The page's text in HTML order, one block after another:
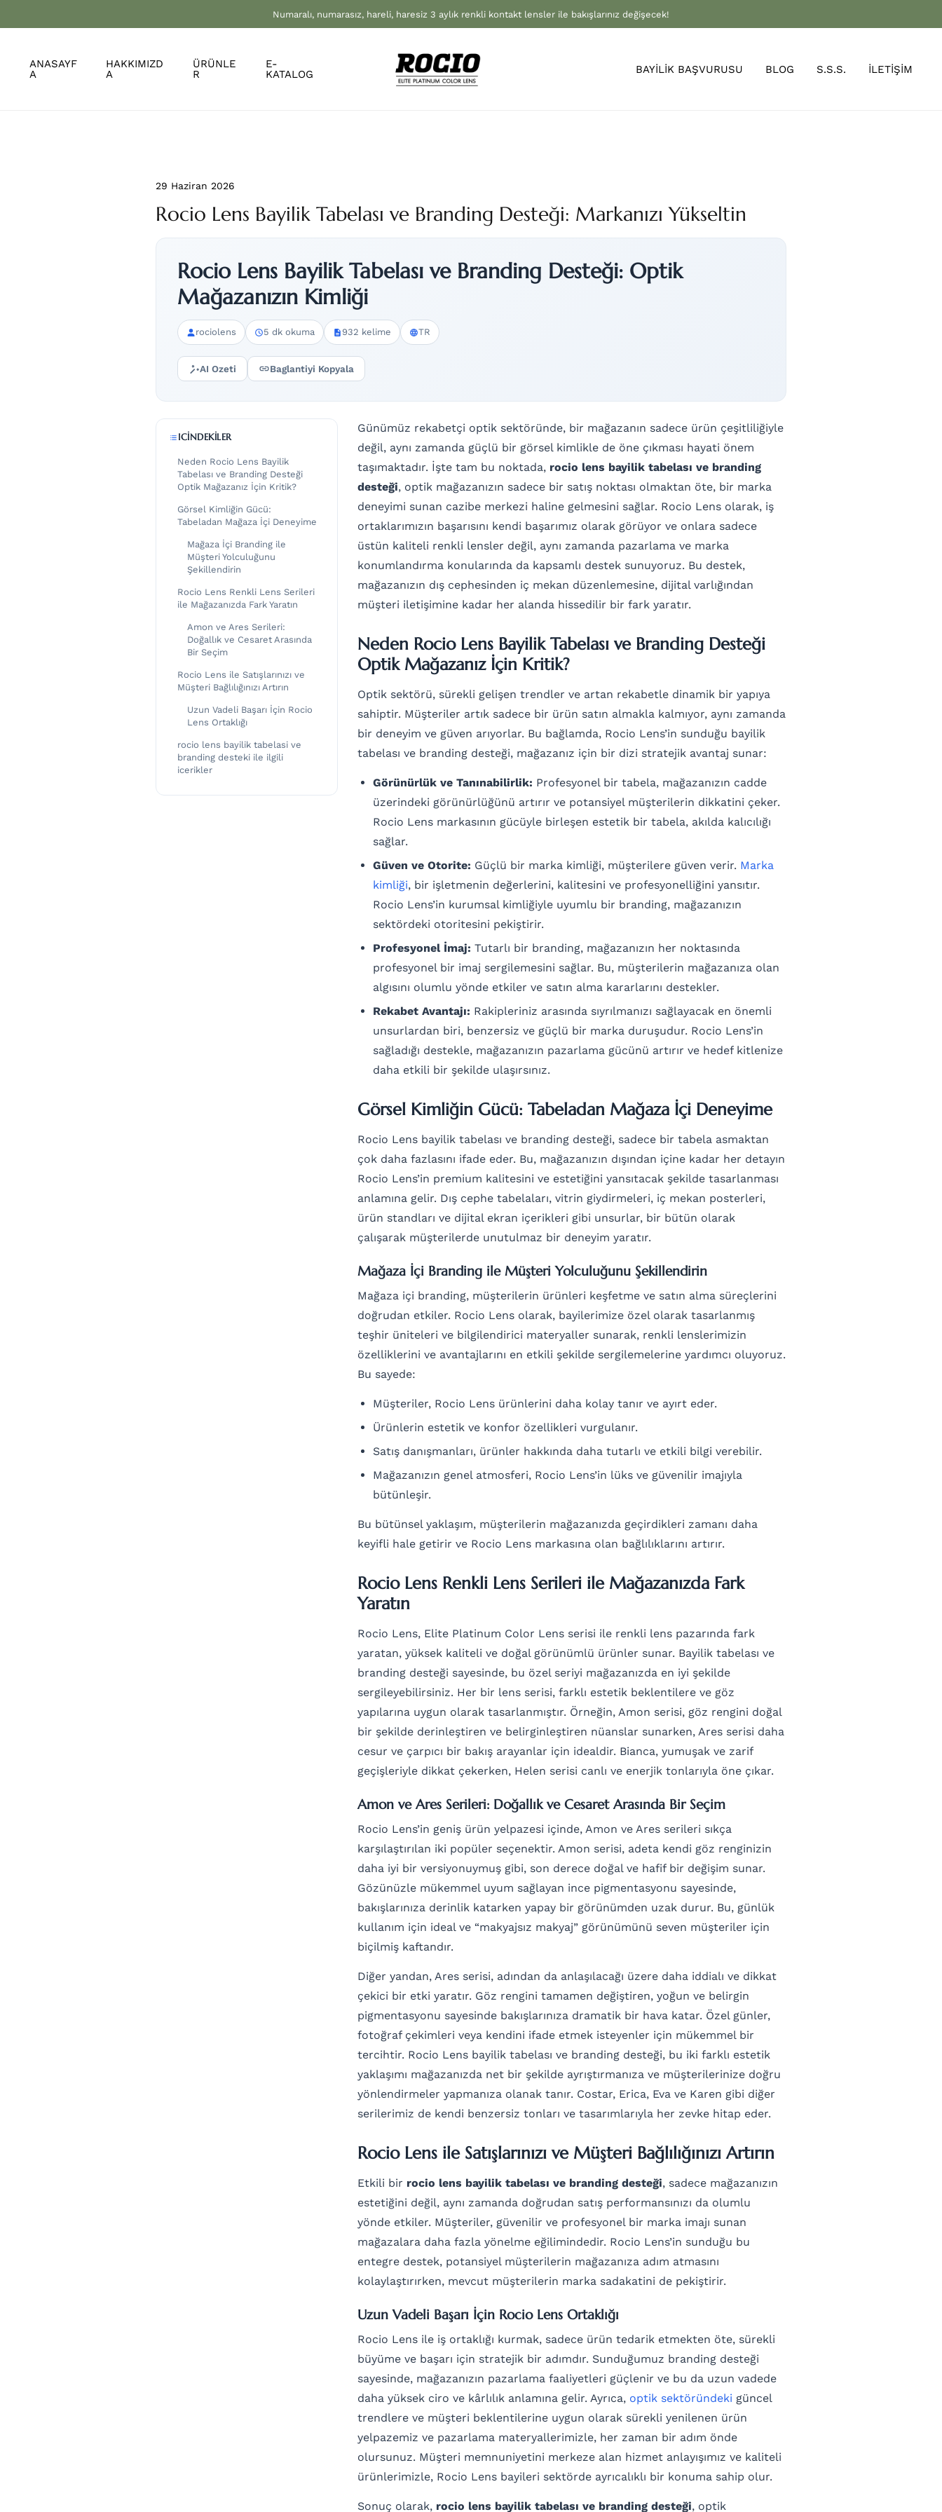
Numaralı, numarasız, hareli, haresiz 3 aylık renkli kontakt lensler ile bakışlarınız değişecek!
ANASAYF
A
HAKKIMIZD
A
ÜRÜNLE
R
E-
KATALOG
BAYİLİK BAŞVURUSU BLOG S.S.S. İLETİŞİM
29 Haziran 2026
Rocio Lens Bayilik Tabelası ve Branding Desteği: Markanızı Yükseltin
Rocio Lens Bayilik Tabelası ve Branding Desteği: Optik
Mağazanızın Kimliği
rociolens 5 dk okuma 932 kelime TR
AI Ozeti Baglantiyi Kopyala
ICINDEKILER
Neden Rocio Lens Bayilik
Tabelası ve Branding Desteği
Optik Mağazanız İçin Kritik?
Görsel Kimliğin Gücü:
Tabeladan Mağaza İçi Deneyime
Mağaza İçi Branding ile
Müşteri Yolculuğunu
Şekillendirin
Rocio Lens Renkli Lens Serileri
ile Mağazanızda Fark Yaratın
Amon ve Ares Serileri:
Doğallık ve Cesaret Arasında
Bir Seçim
Rocio Lens ile Satışlarınızı ve
Müşteri Bağlılığınızı Artırın
Uzun Vadeli Başarı İçin Rocio
Lens Ortaklığı
rocio lens bayilik tabelasi ve
branding desteki ile ilgili
icerikler
Günümüz rekabetçi optik sektöründe, bir mağazanın sadece ürün çeşitliliğiyle
değil, aynı zamanda güçlü bir görsel kimlikle de öne çıkması hayati önem
taşımaktadır. İşte tam bu noktada, rocio lens bayilik tabelası ve branding
desteği, optik mağazanızın sadece bir satış noktası olmaktan öte, bir marka
deneyimi sunan cazibe merkezi haline gelmesini sağlar. Rocio Lens olarak, iş
ortaklarımızın başarısını kendi başarımız olarak görüyor ve onlara sadece
üstün kaliteli renkli lensler değil, aynı zamanda pazarlama ve marka
konumlandırma konularında da kapsamlı destek sunuyoruz. Bu destek,
mağazanızın dış cephesinden iç mekan düzenlemesine, dijital varlığından
müşteri iletişimine kadar her alanda hissedilir bir fark yaratır.
Neden Rocio Lens Bayilik Tabelası ve Branding Desteği
Optik Mağazanız İçin Kritik?
Optik sektörü, sürekli gelişen trendler ve artan rekabetle dinamik bir yapıya
sahiptir. Müşteriler artık sadece bir ürün satın almakla kalmıyor, aynı zamanda
bir deneyim ve güven arıyorlar. Bu bağlamda, Rocio Lens’in sunduğu bayilik
tabelası ve branding desteği, mağazanız için bir dizi stratejik avantaj sunar:
Görünürlük ve Tanınabilirlik: Profesyonel bir tabela, mağazanızın cadde
üzerindeki görünürlüğünü artırır ve potansiyel müşterilerin dikkatini çeker.
Rocio Lens markasının gücüyle birleşen estetik bir tabela, akılda kalıcılığı
sağlar.
Güven ve Otorite: Güçlü bir marka kimliği, müşterilere güven verir. Marka
kimliği, bir işletmenin değerlerini, kalitesini ve profesyonelliğini yansıtır.
Rocio Lens’in kurumsal kimliğiyle uyumlu bir branding, mağazanızın
sektördeki otoritesini pekiştirir.
Profesyonel İmaj: Tutarlı bir branding, mağazanızın her noktasında
profesyonel bir imaj sergilemesini sağlar. Bu, müşterilerin mağazanıza olan
algısını olumlu yönde etkiler ve satın alma kararlarını destekler.
Rekabet Avantajı: Rakipleriniz arasında sıyrılmanızı sağlayacak en önemli
unsurlardan biri, benzersiz ve güçlü bir marka duruşudur. Rocio Lens’in
sağladığı destekle, mağazanızın pazarlama gücünü artırır ve hedef kitlenize
daha etkili bir şekilde ulaşırsınız.
Görsel Kimliğin Gücü: Tabeladan Mağaza İçi Deneyime
Rocio Lens bayilik tabelası ve branding desteği, sadece bir tabela asmaktan
çok daha fazlasını ifade eder. Bu, mağazanızın dışından içine kadar her detayın
Rocio Lens’in premium kalitesini ve estetiğini yansıtacak şekilde tasarlanması
anlamına gelir. Dış cephe tabelaları, vitrin giydirmeleri, iç mekan posterleri,
ürün standları ve dijital ekran içerikleri gibi unsurlar, bir bütün olarak
çalışarak müşterilerde unutulmaz bir deneyim yaratır.
Mağaza İçi Branding ile Müşteri Yolculuğunu Şekillendirin
Mağaza içi branding, müşterilerin ürünleri keşfetme ve satın alma süreçlerini
doğrudan etkiler. Rocio Lens olarak, bayilerimize özel olarak tasarlanmış
teşhir üniteleri ve bilgilendirici materyaller sunarak, renkli lenslerimizin
özelliklerini ve avantajlarını en etkili şekilde sergilemelerine yardımcı oluyoruz.
Bu sayede:
Müşteriler, Rocio Lens ürünlerini daha kolay tanır ve ayırt eder.
Ürünlerin estetik ve konfor özellikleri vurgulanır.
Satış danışmanları, ürünler hakkında daha tutarlı ve etkili bilgi verebilir.
Mağazanızın genel atmosferi, Rocio Lens’in lüks ve güvenilir imajıyla
bütünleşir.
Bu bütünsel yaklaşım, müşterilerin mağazanızda geçirdikleri zamanı daha
keyifli hale getirir ve Rocio Lens markasına olan bağlılıklarını artırır.
Rocio Lens Renkli Lens Serileri ile Mağazanızda Fark
Yaratın
Rocio Lens, Elite Platinum Color Lens serisi ile renkli lens pazarında fark
yaratan, yüksek kaliteli ve doğal görünümlü ürünler sunar. Bayilik tabelası ve
branding desteği sayesinde, bu özel seriyi mağazanızda en iyi şekilde
sergileyebilirsiniz. Her bir lens serisi, farklı estetik beklentilere ve göz
yapılarına uygun olarak tasarlanmıştır. Örneğin, Amon serisi, göz rengini doğal
bir şekilde derinleştiren ve belirginleştiren nüanslar sunarken, Ares serisi daha
cesur ve çarpıcı bir bakış arayanlar için idealdir. Bianca, yumuşak ve zarif
geçişleriyle dikkat çekerken, Helen serisi canlı ve enerjik tonlarıyla öne çıkar.
Amon ve Ares Serileri: Doğallık ve Cesaret Arasında Bir Seçim
Rocio Lens’in geniş ürün yelpazesi içinde, Amon ve Ares serileri sıkça
karşılaştırılan iki popüler seçenektir. Amon serisi, adeta kendi göz renginizin
daha iyi bir versiyonuymuş gibi, son derece doğal ve hafif bir değişim sunar.
Gözünüzle mükemmel uyum sağlayan ince pigmentasyonu sayesinde,
bakışlarınıza derinlik katarken yapay bir görünümden uzak durur. Bu, günlük
kullanım için ideal ve “makyajsız makyaj” görünümünü seven müşteriler için
biçilmiş kaftandır.
Diğer yandan, Ares serisi, adından da anlaşılacağı üzere daha iddialı ve dikkat
çekici bir etki yaratır. Göz rengini tamamen değiştiren, yoğun ve belirgin
pigmentasyonu sayesinde bakışlarınıza dramatik bir hava katar. Özel günler,
fotoğraf çekimleri veya kendini ifade etmek isteyenler için mükemmel bir
tercihtir. Rocio Lens bayilik tabelası ve branding desteği, bu iki farklı estetik
yaklaşımı mağazanızda net bir şekilde ayrıştırmanıza ve müşterilerinize doğru
yönlendirmeler yapmanıza olanak tanır. Costar, Erica, Eva ve Karen gibi diğer
serilerimiz de kendi benzersiz tonları ve tasarımlarıyla her zevke hitap eder.
Rocio Lens ile Satışlarınızı ve Müşteri Bağlılığınızı Artırın
Etkili bir rocio lens bayilik tabelası ve branding desteği, sadece mağazanızın
estetiğini değil, aynı zamanda doğrudan satış performansınızı da olumlu
yönde etkiler. Müşteriler, güvenilir ve profesyonel bir marka imajı sunan
mağazalara daha fazla yönelme eğilimindedir. Rocio Lens’in sunduğu bu
entegre destek, potansiyel müşterilerin mağazanıza adım atmasını
kolaylaştırırken, mevcut müşterilerin marka sadakatini de pekiştirir.
Uzun Vadeli Başarı İçin Rocio Lens Ortaklığı
Rocio Lens ile iş ortaklığı kurmak, sadece ürün tedarik etmekten öte, sürekli
büyüme ve başarı için stratejik bir adımdır. Sunduğumuz branding desteği
sayesinde, mağazanızın pazarlama faaliyetleri güçlenir ve bu da uzun vadede
daha yüksek ciro ve kârlılık anlamına gelir. Ayrıca, optik sektöründeki güncel
trendlere ve müşteri beklentilerine uygun olarak sürekli yenilenen ürün
yelpazemiz ve pazarlama materyallerimizle, her zaman bir adım önde
olursunuz. Müşteri memnuniyetini merkeze alan hizmet anlayışımız ve kaliteli
ürünlerimizle, Rocio Lens bayileri sektörde ayrıcalıklı bir konuma sahip olur.
Sonuç olarak, rocio lens bayilik tabelası ve branding desteği, optik